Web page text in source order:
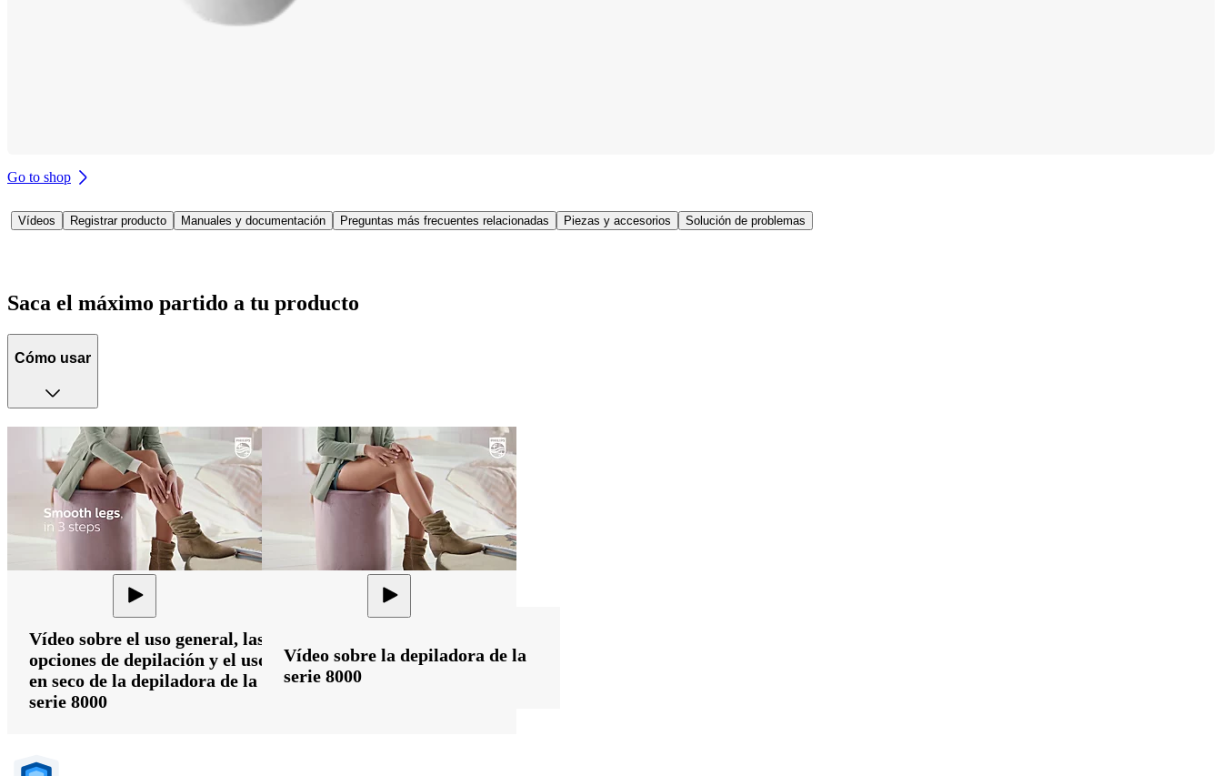
Go to shop
Vídeos Registrar producto Manuales y documentación Preguntas más frecuentes relacionadas Piezas y accesorios Solución de problemas
Saca el máximo partido a tu producto
Cómo usar
Vídeo sobre el uso general, las
opciones de depilación y el uso
en seco de la depiladora de la
serie 8000
Vídeo sobre la depiladora de la
serie 8000